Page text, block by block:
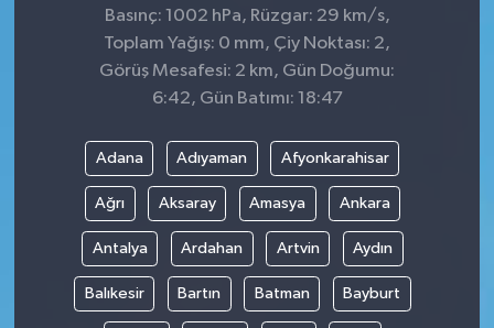
Basınç: 1002 hPa, Rüzgar: 29 km/s,
Toplam Yağış: 0 mm, Çiy Noktası: 2,
Görüş Mesafesi: 2 km, Gün Doğumu:
6:42, Gün Batımı: 18:47
Adana Adıyaman Afyonkarahisar
Ağrı Aksaray Amasya Ankara
Antalya Ardahan Artvin Aydın
Balıkesir Bartın Batman Bayburt